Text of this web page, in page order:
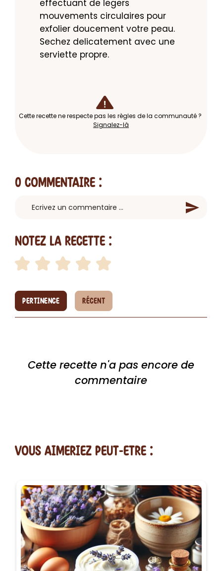
effectuant de legers
mouvements circulaires pour
exfolier doucement votre peau.
Sechez delicatement avec une
serviette propre.
Cette recette ne respecte pas les règles de la communauté ?
Signalez-là
0 Commentaire :
Notez la recette :
PERTINENCE RÉCENT
Cette recette n'a pas encore de
commentaire
vous AIMERiEZ PEUT-ETRE :